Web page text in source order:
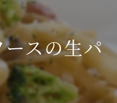
スの生パ